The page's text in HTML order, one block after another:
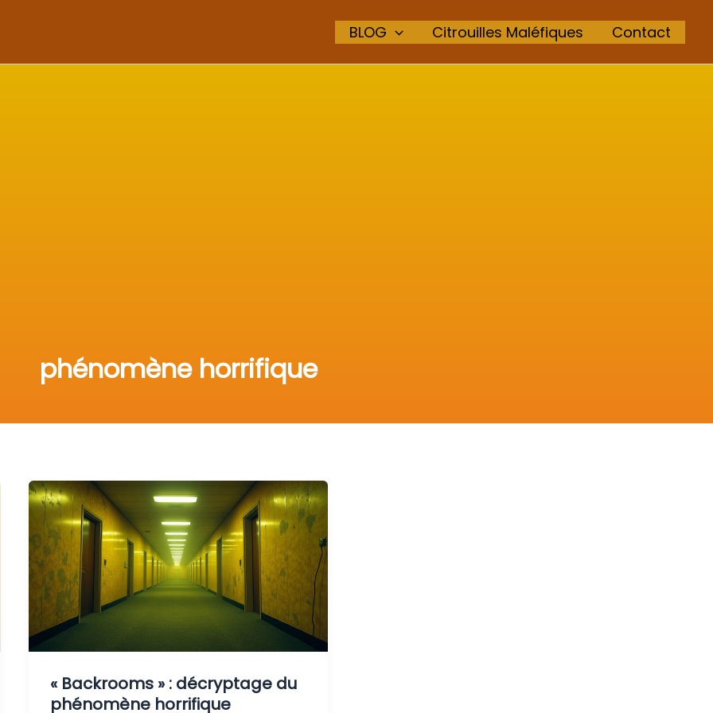
BLOG Citrouilles Maléfiques Contact
phénomène horrifique
« Backrooms » : décryptage du
phénomène horrifique